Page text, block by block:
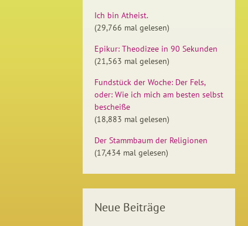
Ich bin Atheist.
(29,766 mal gelesen)
Epikur: Theodizee in 90 Sekunden
(21,563 mal gelesen)
Fundstück der Woche: Der Fels,
oder: Wie ich mich am besten selbst
bescheiße
(18,883 mal gelesen)
Der Stammbaum der Religionen
(17,434 mal gelesen)
Neue Beiträge